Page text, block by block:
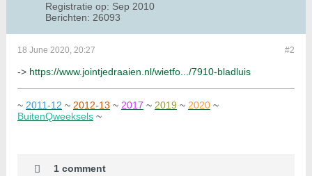
Registratie op: Sep 2010
Berichten: 26093
#2
18 June 2020, 20:27
-> https://www.jointjedraaien.nl/wietfo.../7910-bladluis
~ 2011-12 ~ 2012-13 ~ 2017 ~ 2019 ~ 2020 ~
BuitenQweeksels ~
1 comment